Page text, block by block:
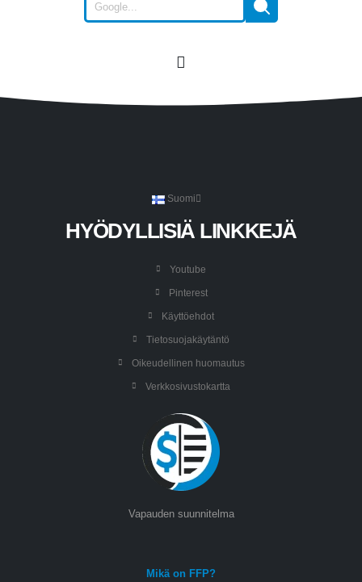
Suomi
HYÖDYLLISIÄ LINKKEJÄ
Youtube
Pinterest
Käyttöehdot
Tietosuojakäytäntö
Oikeudellinen huomautus
Verkkosivustokartta
Vapauden suunnitelma
Mikä on FFP?